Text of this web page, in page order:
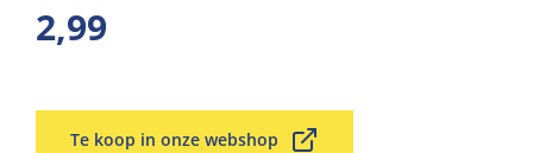
2,99
Te koop in onze webshop